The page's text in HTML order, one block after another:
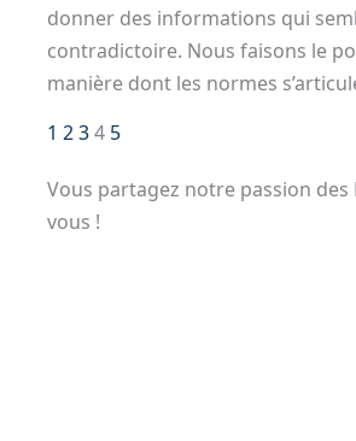
donner des informations qui
contradictoire. Nous faisons le
manière dont les normes
1 234 5
Vous partagez notre passion des
vous !